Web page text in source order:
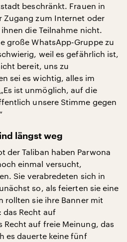
beschränkt. Frauen in
Zugang zum Internet oder
die Teilnahme nicht.
große WhatsApp-Gruppe zu
weil es gefährlich ist,
bereit, uns zu
sei es wichtig, alles im
ist unmöglich, auf die
unsere Stimme gegen
längst weg
der Taliban haben Parwona
einmal versucht,
Sie verabredeten sich in
so, als feierten sie eine
rollten sie ihre Banner mit
das Recht auf
Recht auf freie Meinung, das
es dauerte keine fünf